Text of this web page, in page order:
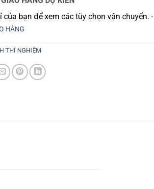
của bạn để xem các tùy chọn vận chuyển. -
HÀNG
THÍ NGHIỆM